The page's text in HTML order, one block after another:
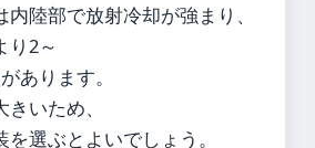
陸部で放射冷却が強まり、
り2～
あります。
いため、
選ぶとよいでしょう。